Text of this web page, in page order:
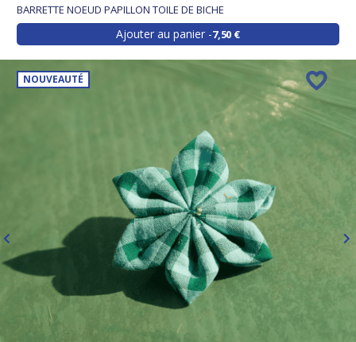
BARRETTE NOEUD PAPILLON TOILE DE BICHE
Ajouter au panier 7,50 €
NOUVEAUTÉ